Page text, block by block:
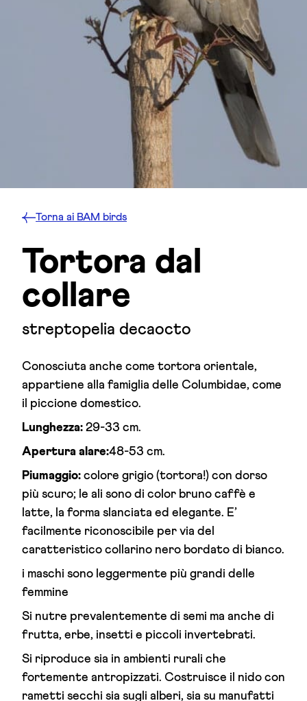
Torna ai BAM birds
Tortora dal
collare
streptopelia decaocto
Conosciuta anche come tortora orientale,
appartiene alla famiglia delle Columbidae, come
il piccione domestico.
Lunghezza: 29-33 cm.
Apertura alare:48-53 cm.
Piumaggio: colore grigio (tortora!) con dorso
più scuro; le ali sono di color bruno caffè e
latte, la forma slanciata ed elegante. E’
facilmente riconoscibile per via del
caratteristico collarino nero bordato di bianco.
i maschi sono leggermente più grandi delle
femmine
Si nutre prevalentemente di semi ma anche di
frutta, erbe, insetti e piccoli invertebrati.
Si riproduce sia in ambienti rurali che
fortemente antropizzati. Costruisce il nido con
rametti secchi sia sugli alberi, sia su manufatti